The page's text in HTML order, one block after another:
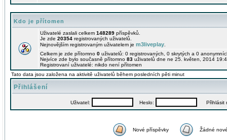
Kdo je přítomen
Uživatelé zaslali celkem 148289 příspěvků.
Je zde 20354 registrovaných uživatelů.
Nejnovějším registrovaným uživatelem je m3liveplay
Celkem je zde přítomno 0 uživatelů: 0 registrovaných, 0 skrytých a 0
Nejvíce zde bylo současně přítomno 83 uživatelů dne ne 25. květen, 2014
Registrovaní uživatelé: nikdo není přítomen
Tato data jsou založena na aktivitě uživatelů během posledních pěti minut
Přihlášení
Uživatel: Heslo: Přihlásit
Nové příspěvky Žádné